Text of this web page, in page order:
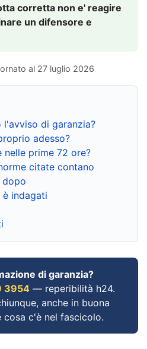
corretta non e' reagire
un difensore e
al 27 luglio 2026
l'avviso di garanzia?
adesso?
nelle prime 72 ore?
citate contano
dopo
è indagati
di garanzia?
3954 — reperibilità h24.
anche in buona
cosa c'è nel fascicolo.